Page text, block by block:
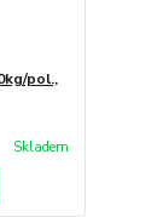
pol.,
Skladem